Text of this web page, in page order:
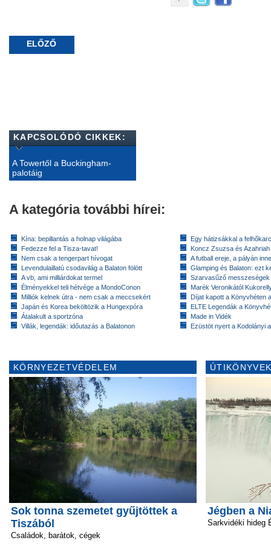
ELŐZŐ
KAPCSOLÓDÓ CIKKEK:
A Towertől a Buckingham-
palotáig
A kategória további hírei:
Kína: bepillantás a holnap világába
Fedezze fel a Tisza-tavat!
Nem csak a tengerpart hívogat
Levendulaillatú csodavilág a Balaton fölött
A vb, ami milliárdokat termel
Élményekkel teli hétvége a MondoConon
Milliók kelnek útra - nem csak a meccsekért
Japán és Korea beköltözik a Hungexpóra
Átalakult a sportzóna
Villák, legendák: időutazás a Balatonon
Egy hátizsákkal a
Koncz Zsuzsa és
A futball ereje, a pályán
Glamping és Balaton: ezt
Szarvasűző messzeségek
Marék Veronikától
Díjat kapott a Könyvhéten
ELTE Legendák a
Made in Vidék
Ezüstöt nyert a Kodolányi
KÖRNYEZETVÉDELEM
Sok tonna szemetet gyűjtöttek a
Tiszából
Családok, barátok, cégek
Jégben a
Sarkvidéki hideg